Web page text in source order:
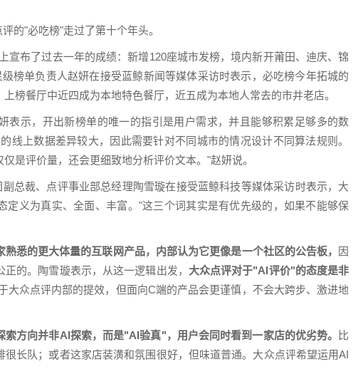
的"必吃榜"走过了第十个年头。
宣布了过去一年的成绩：新增120座城市发榜，境内新开莆田、迪庆、锦
榜单负责人赵妍在接受蓝鲸新闻等媒体采访时表示，必吃榜今年拓城的
榜餐厅中近四成为本地特色餐厅，近五成为本地人常去的市井老店。
表示，开出新榜单的唯一的指引是用户需求，并且能够积累足够多的数
线上数据差异较大，因此需要针对不同城市的情况设计不同算法规则。
是评价量，还会更细致地分析评价文本。"赵妍说。
总裁、点评事业部总经理陶雪璇在接受蓝鲸科技等媒体采访时表示，大
定义为真实、全面、丰富。"这三个词其实是有优先级的，如果不能够保
熟悉的更大体量的互联网产品，内部认为它更像是一个社区的公告板，
因
的。陶雪璇表示，从这一逻辑出发， 大众点评对于"AI评价"的态度是非
大众点评内部的提效，但面向C端的产品会更谨慎，不会大跨步、激进地
索方向并非AI探索，而是"AI验真"，用户会同时看到一家店的优劣势。
比
长队；或者这家店装潢和氛围很好，但味道普通。大众点评希望运用AI